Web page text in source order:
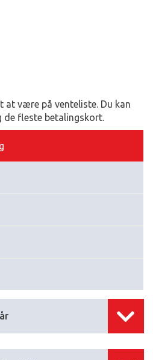
at være på venteliste. Du kan
de fleste betalingskort.